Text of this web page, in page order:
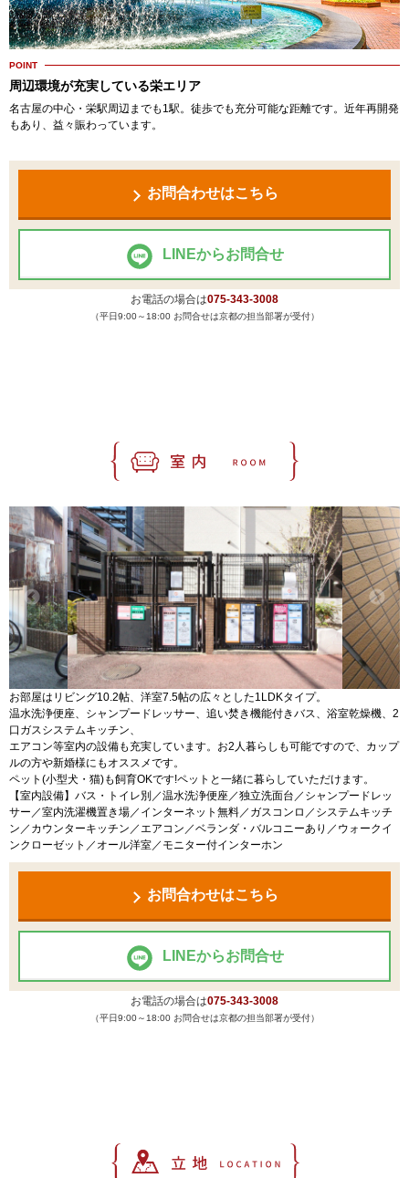
POINT
周辺環境が充実している栄エリア
名古屋の中心・栄駅周辺までも1駅。徒歩でも充分可能な距離です。近年再開発
もあり、益々賑わっています。
お問合わせはこちら
LINEからお問合せ
お電話の場合は075-343-3008
（平日9:00～18:00 お問合せは京都の担当部署が受付）
お部屋はリビング10.2帖、洋室7.5帖の広々とした1LDKタイプ。
温水洗浄便座、シャンプードレッサー、追い焚き機能付きバス、浴室乾燥機、2
口ガスシステムキッチン、
エアコン等室内の設備も充実しています。お2人暮らしも可能ですので、カップ
ルの方や新婚様にもオススメです。
ペット(小型犬・猫)も飼育OKです!ペットと一緒に暮らしていただけます。
【室内設備】バス・トイレ別／温水洗浄便座／独立洗面台／シャンプードレッ
サー／室内洗濯機置き場／インターネット無料／ガスコンロ／システムキッチ
ン／カウンターキッチン／エアコン／ベランダ・バルコニーあり／ウォークイ
ンクローゼット／オール洋室／モニター付インターホン
お問合わせはこちら
LINEからお問合せ
お電話の場合は075-343-3008
（平日9:00～18:00 お問合せは京都の担当部署が受付）